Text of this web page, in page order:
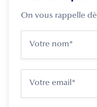
On vous rappelle